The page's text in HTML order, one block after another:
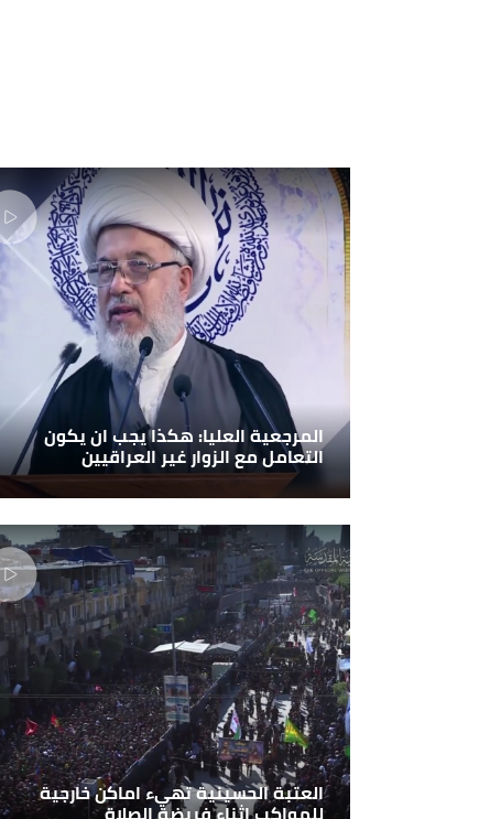
المرجعية العليا: هكذا يجب ان يكون
التعامل مع الزوار غير العراقيين
العتبة الحسينية تهيء اماكن خارجية